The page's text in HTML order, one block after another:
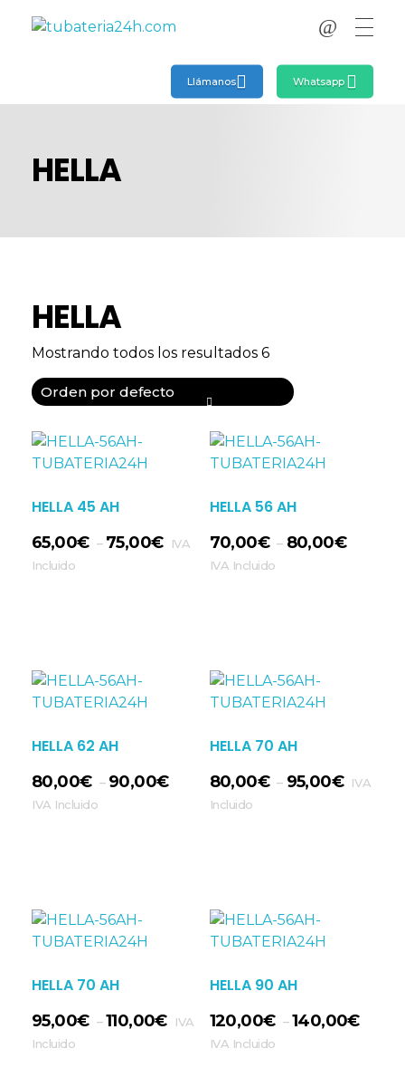
Whatsapp
Llámanos
HELLA
HELLA
Mostrando todos los resultados 6
HELLA 45 AH
65,00€ – 75,00€
IVA
Incluido
HELLA 56 AH
70,00€ – 80,00€
IVA Incluido
HELLA 62 AH
80,00€ – 90,00€
IVA Incluido
HELLA 70 AH
80,00€ – 95,00€
IVA
Incluido
HELLA 70 AH
95,00€ –110,00€
IVA
Incluido
HELLA 90 AH
120,00€ –140,00€
IVA Incluido